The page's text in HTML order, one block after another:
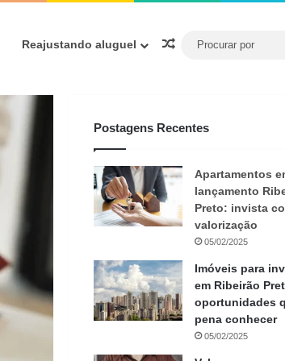
Reajustando aluguel Artigo aleatório
Postagens Recentes
Apartamentos
lançamento
Preto: invista
valorização
05/02/2025
Imóveis para
em Ribeirão
oportunidades
pena conhecer
05/02/2025